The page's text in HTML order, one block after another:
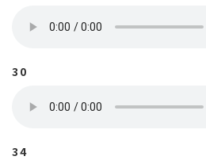
30
34